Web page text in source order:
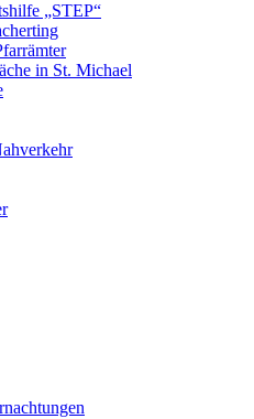
„STEP“
in St. Michael